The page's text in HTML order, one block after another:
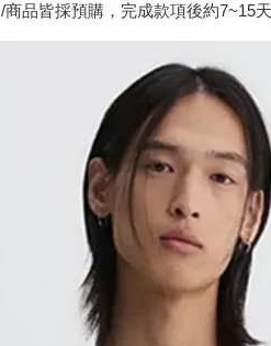
/商品皆採預購，完成款項後約7~15